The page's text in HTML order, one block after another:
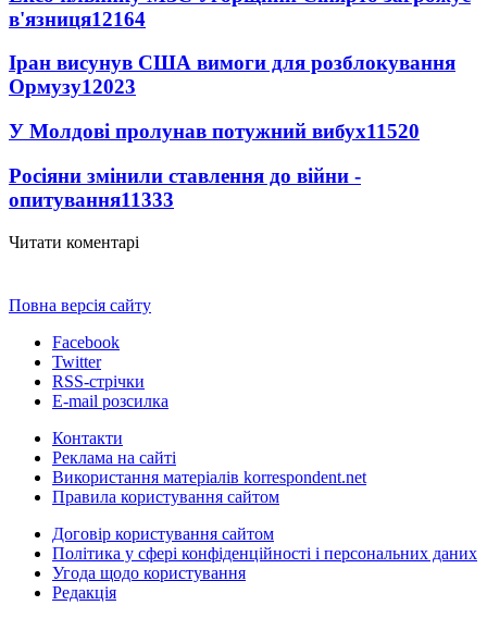
в'язниця12164
Іран висунув США вимоги для розблокування
Ормузу12023
У Молдові пролунав потужний вибух11520
Росіяни змінили ставлення до війни -
опитування11333
Читати коментарі
Повна версія сайту
Facebook
Twitter
RSS-стрічки
E-mail розсилка
Контакти
Реклама на сайті
Використання матеріалів korrespondent.net
Правила користування сайтом
Договір користування сайтом
Політика у сфері конфіденційності і персональних даних
Угода щодо користування
Редакція